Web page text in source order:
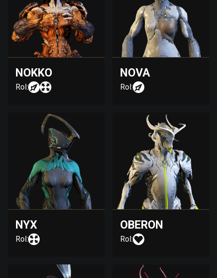
NOKKO
Rol:
NOVA
Rol:
NYX
Rol:
OBERON
Rol: